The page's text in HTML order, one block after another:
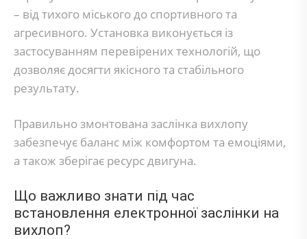
– від тихого міського до спортивного та
агресивного. Установка виконується із
застосуванням перевірених технологій, що
дозволяє досягти якісного та стабільного
результату.
Правильно змонтована заслінка вихлопу
забезпечує баланс між комфортом та емоціями,
а також зберігає ресурс двигуна.
Що важливо знати під час
встановлення електронної заслінки на
вихлоп?